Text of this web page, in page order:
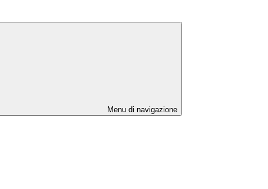
Menu di navigazione